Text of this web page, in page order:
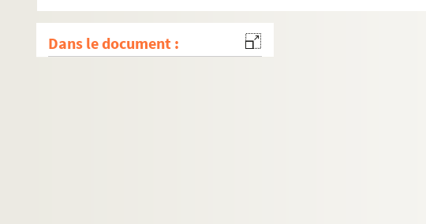
Dans le document :